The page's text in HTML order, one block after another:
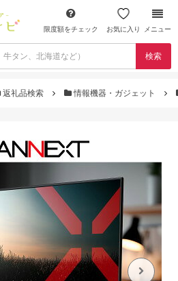
限度額をチェック お気に入り メニュー
検索
返礼品検索 情報機器・ガジェット